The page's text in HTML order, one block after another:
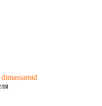
dimassamid